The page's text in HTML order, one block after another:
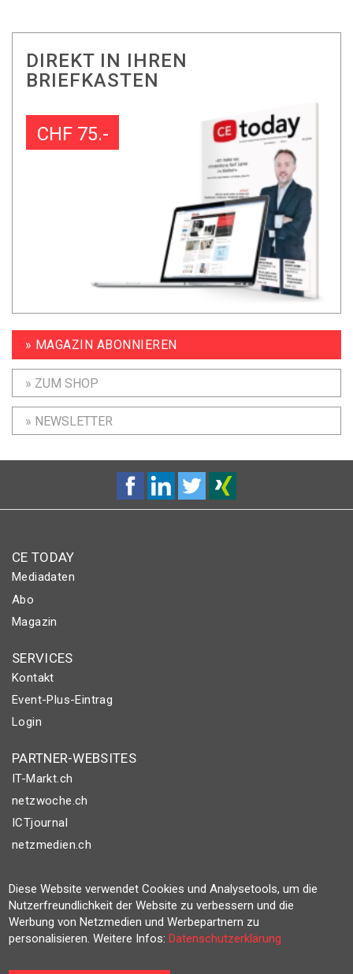
DIREKT IN IHREN
BRIEFKASTEN
CHF 75.-
» MAGAZIN ABONNIEREN
» ZUM SHOP
» NEWSLETTER
CE TODAY
Mediadaten
Abo
Magazin
SERVICES
Kontakt
Event-Plus-Eintrag
Login
PARTNER-WEBSITES
IT-Markt.ch
netzwoche.ch
ICTjournal
netzmedien.ch
© NETZMEDIEN AG 2026
Impressum
AGB
Nutzungsbestimmungen
Datenschutzerklärung
Diese Website verwendet Cookies und Analysetools, um die
Nutzerfreundlichkeit der Website zu verbessern und die
Werbung von Netzmedien und Werbepartnern zu
personalisieren. Weitere Infos:Datenschutzerklärung